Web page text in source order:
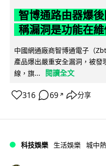
智博通路由器爆
稱漏洞是功能在維
中國網通廠商智博通電子（
產品爆出嚴重安全漏洞，被
線，旗...
閱讀全文
316 69 ↗ 分享
科技娛樂 生活娛樂 城中